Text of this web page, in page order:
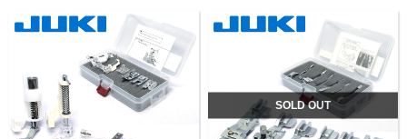
SOLD OUT